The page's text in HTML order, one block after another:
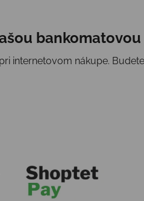
internetovom nákupe.